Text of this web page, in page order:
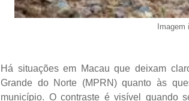
Imagem
Há situações em Macau que deixam
Grande do Norte (MPRN) quanto às
município. O contraste é visível quando